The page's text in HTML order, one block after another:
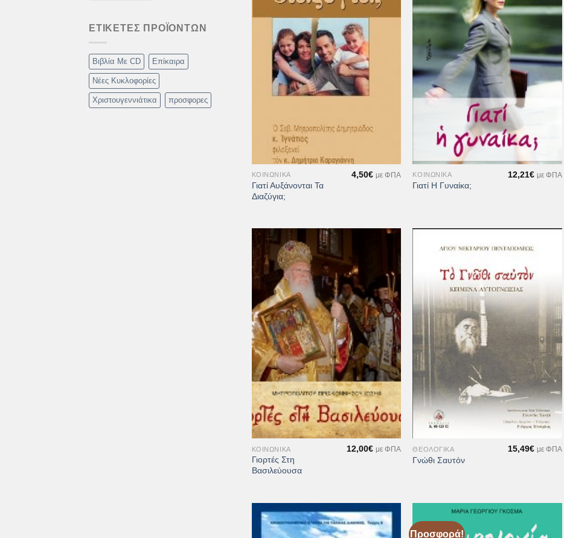
ΕΤΙΚΈΤΕΣ ΠΡΟΪΌΝΤΩΝ
Βιβλία Με CD Επίκαιρα
Νέες Κυκλοφορίες
Χριστουγεννιάτικα προσφορες
Προσθήκη
στη Λίστα
Επιθυμιών
ΚΟΙΝΩΝΙΚΆ
Γιατί Αυξάνονται Τα
Διαζύγια;
4,50€ με ΦΠΑ
Προσθήκη
στη Λίστα
ΚΟΙΝΩΝΙΚΆ
Γιατί Η Γυναίκα;
12,21€ με ΦΠΑ
Προσθήκη
στη Λίστα
Επιθυμιών
ΚΟΙΝΩΝΙΚΆ
Γιορτές Στη
Βασιλεύουσα
12,00€ με ΦΠΑ
στη Λίστα
+
ΘΕΟΛΟΓΙΚΆ
Γνώθι Σαυτόν
15,49€ με ΦΠΑ
Προσφορά!